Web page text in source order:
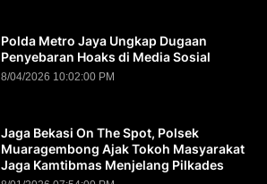
Polda Metro Jaya Ungkap Dugaan
Penyebaran Hoaks di Media Sosial
8/04/2026 10:02:00 PM
Jaga Bekasi On The Spot, Polsek
Muaragembong Ajak Tokoh Masyarakat
Jaga Kamtibmas Menjelang Pilkades